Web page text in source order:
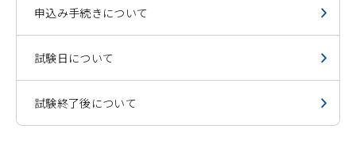
申込み手続きについて
試験日について
試験終了後について